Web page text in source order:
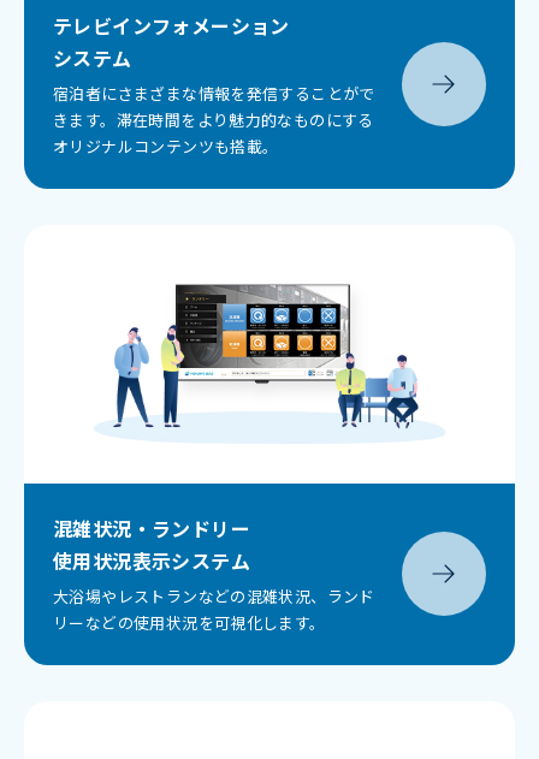
テレビインフォメーション
システム
宿泊者にさまざまな情報を発信することがで
きます。滞在時間をより魅力的なものにする
オリジナルコンテンツも搭載。
混雑状況・ランドリー
使用状況表示システム
大浴場やレストランなどの混雑状況、ランド
リーなどの使用状況を可視化します。